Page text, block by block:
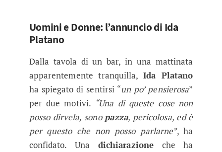
Uomini e Donne: l’annuncio di Ida
Platano
Dalla tavola di un bar, in una mattinata
apparentemente tranquilla, Ida Platano
ha spiegato di sentirsi “un po’ pensierosa”
per due motivi. “Una di queste cose non
posso dirvela, sono pazza, pericolosa, ed è
per questo che non posso parlarne”, ha
confidato. Una dichiarazione che ha